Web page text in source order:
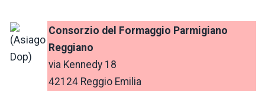
Consorzio del Formaggio Parmigiano
Reggiano
via Kennedy 18
42124 Reggio Emilia